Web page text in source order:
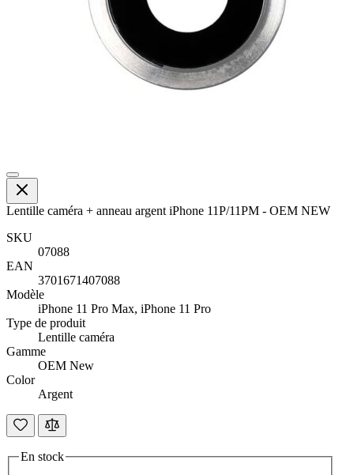
Lentille caméra + anneau argent iPhone 11P/11PM - OEM NEW
SKU
07088
EAN
3701671407088
Modèle
iPhone 11 Pro Max, iPhone 11 Pro
Type de produit
Lentille caméra
Gamme
OEM New
Color
Argent
En stock